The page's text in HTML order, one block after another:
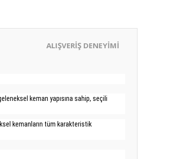
ALIŞVERİŞ DENEYİMİ
keman yapısına sahip, seçili
kemanların tüm karakteristik